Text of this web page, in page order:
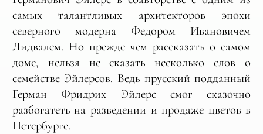
самых талантливых архитекторов эпохи
северного модерна Федором Ивановичем
Лидвалем. Но прежде чем рассказать о самом
доме, нельзя не сказать несколько слов о
семействе Эйлерсов. Ведь прусский подданный
Герман Фридрих Эйлерс смог сказочно
разбогатеть на разведении и продаже цветов в
Петербурге.